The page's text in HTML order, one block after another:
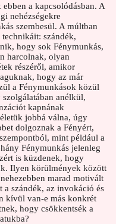
a kapcsolódásban. A
nehézségekre
szembesül. A múltban
szándék,
hogy sok Fénymunkás,
harcolnak, olyan
részéről, amikor
hogy az már
a Fénymunkások közül
anélkül,
kapnának
jobbá válna, úgy
dolgoznak a Fényért,
mint például a
Fénymunkás jelenleg
is küzdenek, hogy
Ilyen körülmények között
marad motivált
a szándék, az invokáció és
kívül van-e más konkrét
hogy csökkentsék a